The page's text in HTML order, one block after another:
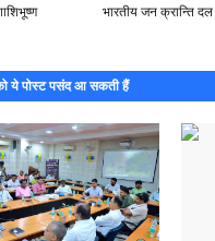
भारतीय जन क्रान्ति दल
ये पोस्ट पसंद आ सकती हैं